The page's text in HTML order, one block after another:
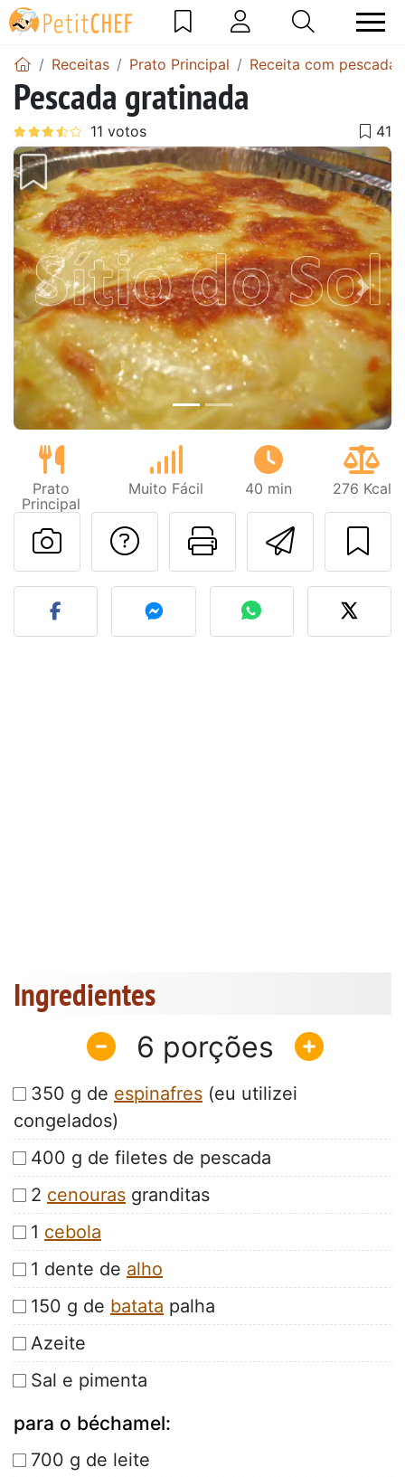
Receitas Prato Principal Receita com pescada
Pescada gratinada
Anterior Next
Prato
Principal
Muito Fácil 40 min 276 Kcal
Imprima
Falar com o autor
Fez esta receita?
Ingredientes
6
350 g de espinafres (eu utilizei
congelados)
400 g de filetes de pescada
2 cenouras granditas
1 cebola
1 dente de alho
150 g de batata palha
Azeite
Sal e pimenta
para o béchamel:
700 g de leite